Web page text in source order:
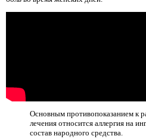
Основным противопоказанием к
лечения относится аллергия на
состав народного средства.